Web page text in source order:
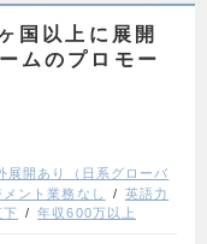
国以上に展開
ムのプロモー
展開あり（日系グローバ
メント業務なし
英語力
下 年収600万以上